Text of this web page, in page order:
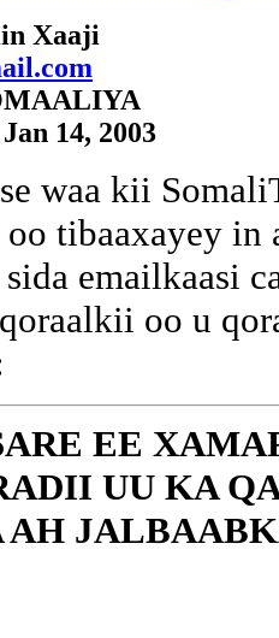
Xaaji
14, 2003
waa kii
oo tibaaxayey
emailkaasi
oo u
EE
UU KA